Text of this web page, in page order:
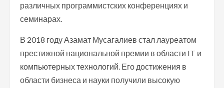
различных программистских конференциях и
семинарах.
В 2018 году Азамат Мусагалиев стал лауреатом
престижной национальной премии в области IT и
компьютерных технологий. Его достижения в
области бизнеса и науки получили высокую